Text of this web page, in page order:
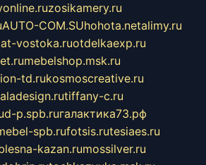
zosikamery.ru
AUTO-COM.SUhohota.netalimy.ru
vostoka.ruotdelkaexp.ru
mebelshop.msk.ru
td.rukosmoscreative.ru
tiffany-c.ru
d-p.spb.ruгалактика73.рф
spb.rufotsis.rutesiaes.ru
kazan.rumossilver.ru